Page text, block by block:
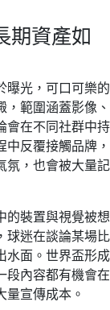
期資產如
曝光，可口可樂的
範圍涵蓋影像、
會在不同社群中持
反覆接觸品牌，
氛，也會被大量記
的裝置與視覺被想
球迷在談論某場比
水面。世界盃形成
段內容都有機會在
宣傳成本。